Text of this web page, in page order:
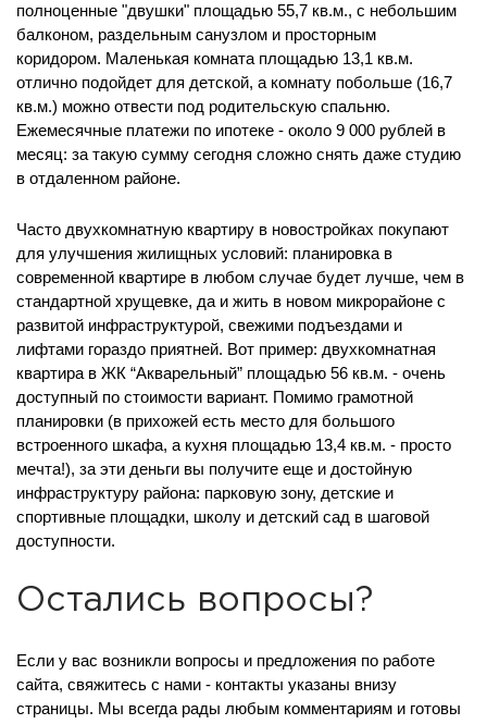
полноценные "двушки" площадью 55,7 кв.м., с небольшим
балконом, раздельным санузлом и просторным
коридором. Маленькая комната площадью 13,1 кв.м.
отлично подойдет для детской, а комнату побольше (16,7
кв.м.) можно отвести под родительскую спальню.
Ежемесячные платежи по ипотеке - около 9 000 рублей в
месяц: за такую сумму сегодня сложно снять даже студию
в отдаленном районе.
Часто двухкомнатную квартиру в новостройках покупают
для улучшения жилищных условий: планировка в
современной квартире в любом случае будет лучше, чем в
стандартной хрущевке, да и жить в новом микрорайоне с
развитой инфраструктурой, свежими подъездами и
лифтами гораздо приятней. Вот пример: двухкомнатная
квартира в ЖК “Акварельный” площадью 56 кв.м. - очень
доступный по стоимости вариант. Помимо грамотной
планировки (в прихожей есть место для большого
встроенного шкафа, а кухня площадью 13,4 кв.м. - просто
мечта!), за эти деньги вы получите еще и достойную
инфраструктуру района: парковую зону, детские и
спортивные площадки, школу и детский сад в шаговой
доступности.
Остались вопросы?
Если у вас возникли вопросы и предложения по работе
сайта, свяжитесь с нами - контакты указаны внизу
страницы. Мы всегда рады любым комментариям и готовы